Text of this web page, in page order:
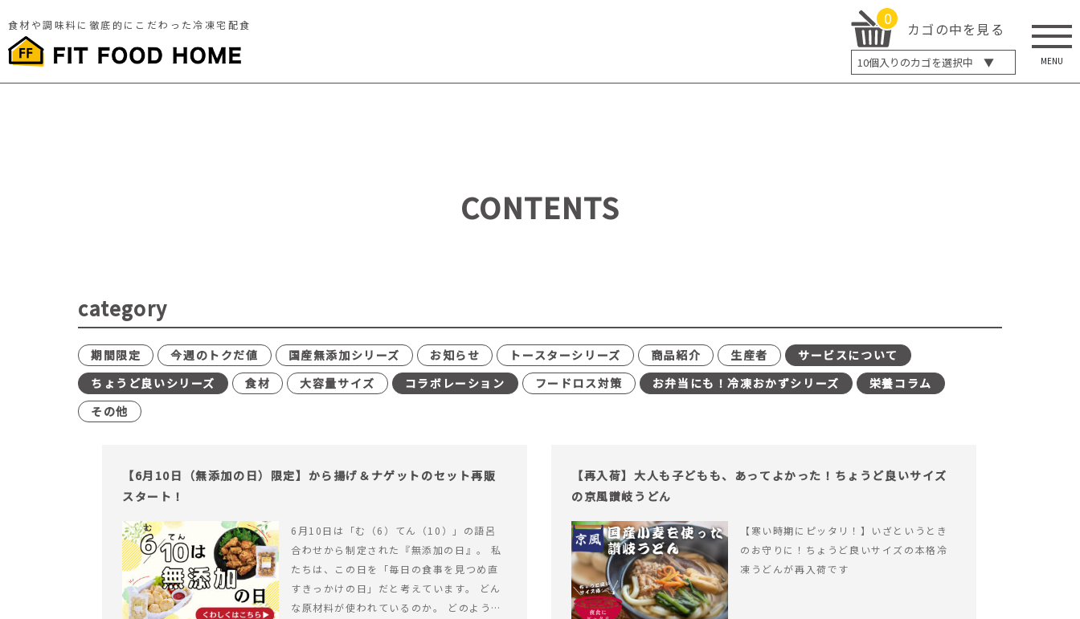
食材や調味料に徹底的にこだわった冷凍宅配食 0
カゴの中を見る
10個入りのカゴを選択中 ▼
5個入り
MENU
CONTENTS
category
期間限定 今週のトクだ値 国産無添加シリーズ お知らせ トースターシリーズ 商品紹介 生産者
サービスについて
ちょうど良いシリーズ
食材 大容量サイズ コラボレーション フードロス対策 お弁当にも！冷凍おかずシリーズ
栄養コラム
その他
【6月10日（無添加の日）限定】から揚げ＆ナゲットのセット再販
スタート！
6月10日は「む（6）てん（10）」の語呂
合わせから制定された『無添加の日』。 私
たちは、この日を「毎日の食事を見つめ直
すきっかけの日」だと考えています。 どん
な原材料が使われているのか。 どのように
【再入荷】大人も子どもも、あってよかった！ちょうど良いサイズ
の京風讃岐うどん
【寒い時期にピッタリ！】いざというとき
のお守りに！ちょうど良いサイズの本格冷
凍うどんが再入荷です